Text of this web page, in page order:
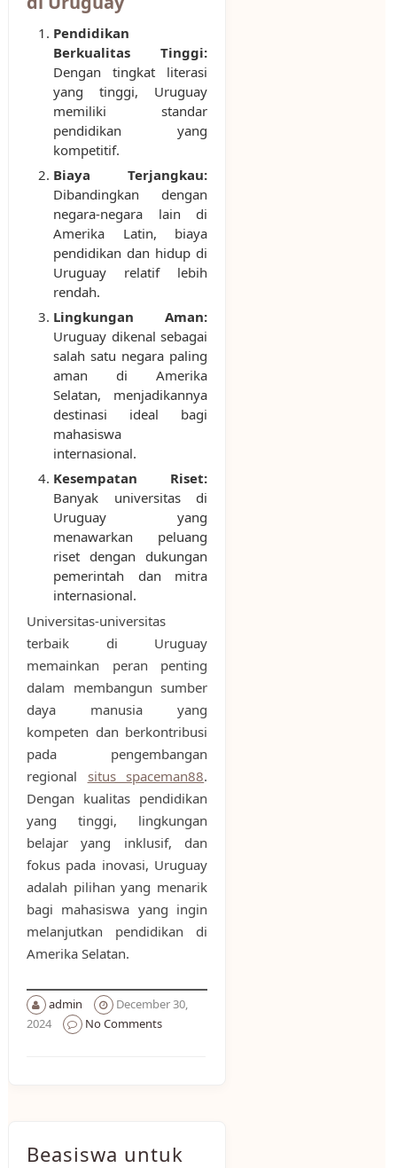
Pendidikan
Berkualitas Tinggi:
Dengan tingkat literasi
yang tinggi, Uruguay
memiliki standar
pendidikan yang
kompetitif.
Biaya Terjangkau:
Dibandingkan dengan
negara-negara lain di
Amerika Latin, biaya
pendidikan dan hidup di
Uruguay relatif lebih
rendah.
Lingkungan Aman:
Uruguay dikenal sebagai
salah satu negara paling
aman di Amerika
Selatan, menjadikannya
destinasi ideal bagi
mahasiswa
internasional.
Kesempatan Riset:
Banyak universitas di
Uruguay yang
menawarkan peluang
riset dengan dukungan
pemerintah dan mitra
internasional.
Universitas-universitas
terbaik di Uruguay
memainkan peran penting
dalam membangun sumber
daya manusia yang
kompeten dan berkontribusi
pada pengembangan
regional situs spaceman88.
Dengan kualitas pendidikan
yang tinggi, lingkungan
belajar yang inklusif, dan
fokus pada inovasi, Uruguay
adalah pilihan yang menarik
bagi mahasiswa yang ingin
melanjutkan pendidikan di
Amerika Selatan.
admin
December 30,
2024
No Comments
Beasiswa untuk